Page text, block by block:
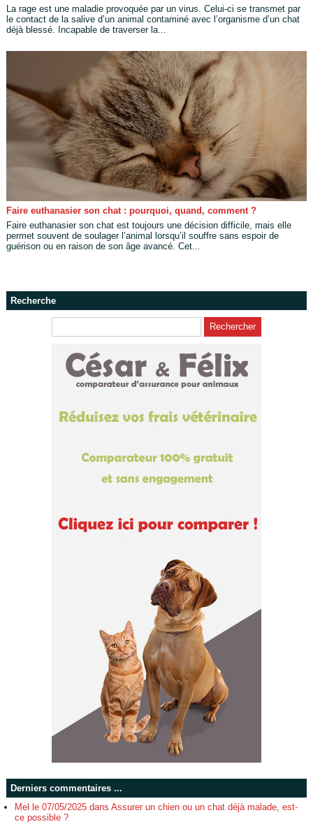
La rage est une maladie provoquée par un virus. Celui-ci se transmet par
le contact de la salive d’un animal contaminé avec l’organisme d’un chat
déjà blessé. Incapable de traverser la...
Faire euthanasier son chat : pourquoi, quand, comment ?
Faire euthanasier son chat est toujours une décision difficile, mais elle
permet souvent de soulager l’animal lorsqu’il souffre sans espoir de
guérison ou en raison de son âge avancé. Cet...
Recherche
Derniers commentaires ...
Mel le 07/05/2025 dans Assurer un chien ou un chat déjà malade, est-
ce possible ?